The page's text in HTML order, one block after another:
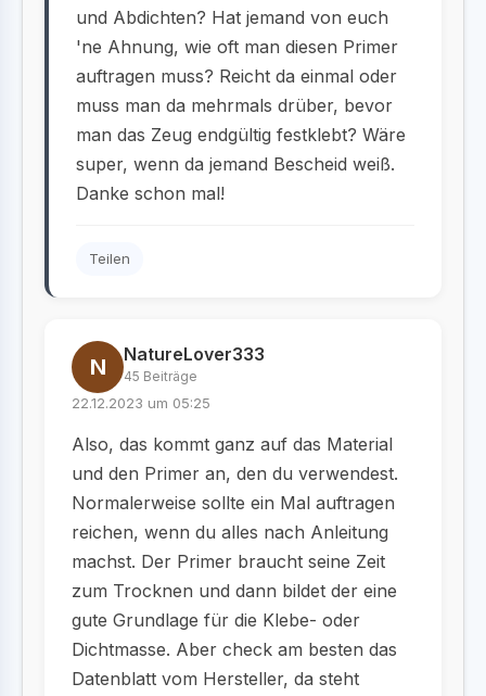
und Abdichten? Hat jemand von euch
'ne Ahnung, wie oft man diesen Primer
auftragen muss? Reicht da einmal oder
muss man da mehrmals drüber, bevor
man das Zeug endgültig festklebt? Wäre
super, wenn da jemand Bescheid weiß.
Danke schon mal!
Teilen
N NatureLover333
45 Beiträge
22.12.2023 um 05:25
Also, das kommt ganz auf das Material
und den Primer an, den du verwendest.
Normalerweise sollte ein Mal auftragen
reichen, wenn du alles nach Anleitung
machst. Der Primer braucht seine Zeit
zum Trocknen und dann bildet der eine
gute Grundlage für die Klebe- oder
Dichtmasse. Aber check am besten das
Datenblatt vom Hersteller, da steht